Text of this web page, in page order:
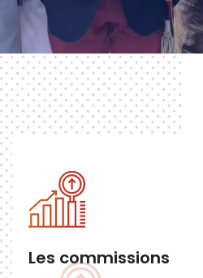
Les commissions